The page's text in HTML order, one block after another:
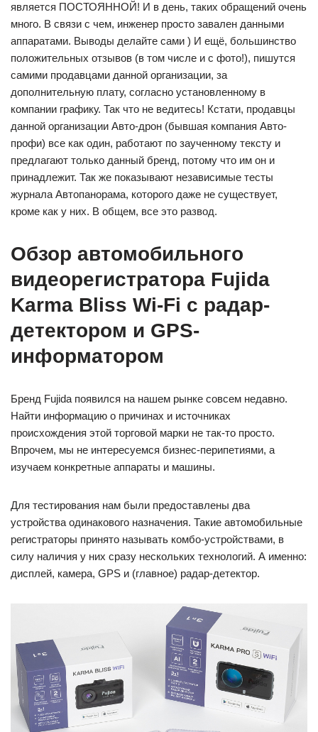
является ПОСТОЯННОЙ! И в день, таких обращений очень
много. В связи с чем, инженер просто завален данными
аппаратами. Выводы делайте сами ) И ещё, большинство
положительных отзывов (в том числе и с фото!), пишутся
самими продавцами данной организации, за
дополнительную плату, согласно установленному в
компании графику. Так что не ведитесь! Кстати, продавцы
данной организации Авто-дрон (бывшая компания Авто-
профи) все как один, работают по заученному тексту и
предлагают только данный бренд, потому что им он и
принадлежит. Так же показывают независимые тесты
журнала Автопанорама, которого даже не существует,
кроме как у них. В общем, все это развод.
Обзор автомобильного
видеорегистратора Fujida
Karma Bliss Wi-Fi с радар-
детектором и GPS-
информатором
Бренд Fujida появился на нашем рынке совсем недавно.
Найти информацию о причинах и источниках
происхождения этой торговой марки не так-то просто.
Впрочем, мы не интересуемся бизнес-перипетиями, а
изучаем конкретные аппараты и машины.
Для тестирования нам были предоставлены два
устройства одинакового назначения. Такие автомобильные
регистраторы принято называть комбо-устройствами, в
силу наличия у них сразу нескольких технологий. А именно:
дисплей, камера, GPS и (главное) радар-детектор.